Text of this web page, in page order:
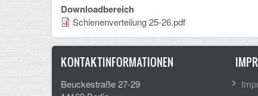
Downloadbereich
Schienenverteilung 25-26.pdf
KONTAKTINFORMATIONEN
Beuckestraße 27-29